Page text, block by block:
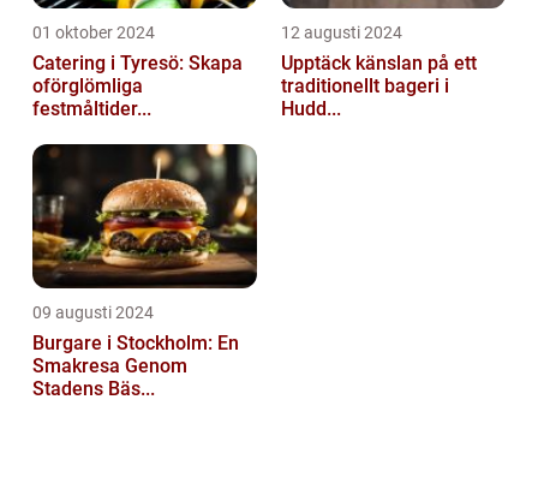
01 oktober 2024
Catering i Tyresö: Skapa
oförglömliga
festmåltider...
12 augusti 2024
Upptäck känslan på ett
traditionellt bageri i
Hudd...
09 augusti 2024
Burgare i Stockholm: En
Smakresa Genom
Stadens Bäs...